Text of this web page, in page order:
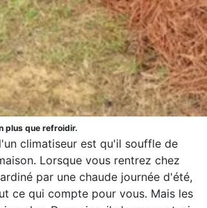
plus que refroidir.
climatiseur est qu'il souffle de
Lorsque vous rentrez chez
par une chaude journée d'été,
ce qui compte pour vous. Mais les